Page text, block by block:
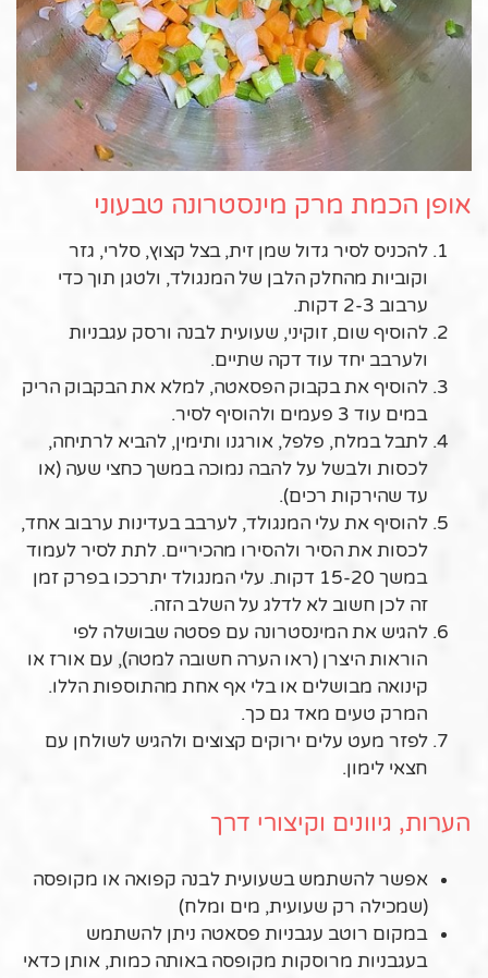
אופן הכמת מרק מינסטרונה טבעוני
להכניס לסיר גדול שמן זית, בצל קצוץ, סלרי, גזר
וקוביות מהחלק הלבן של המנגולד, ולטגן תוך כדי
ערבוב 2-3 דקות.
להוסיף שום, זוקיני, שעועית לבנה ורסק עגבניות
ולערבב יחד עוד דקה שתיים.
להוסיף את בקבוק הפסאטה, למלא את הבקבוק הריק
במים עוד 3 פעמים ולהוסיף לסיר.
לתבל במלח, פלפל, אורגנו ותימין, להביא לרתיחה,
לכסות ולבשל על להבה נמוכה במשך כחצי שעה (או
עד שהירקות רכים).
להוסיף את עלי המנגולד, לערבב בעדינות ערבוב אחד,
לכסות את הסיר ולהסירו מהכיריים. לתת לסיר לעמוד
במשך 15-20 דקות. עלי המנגולד יתרככו בפרק זמן
זה לכן חשוב לא לדלג על השלב הזה.
להגיש את המינסטרונה עם פסטה שבושלה לפי
הוראות היצרן (ראו הערה חשובה למטה), עם אורז או
קינואה מבושלים או בלי אף אחת מהתוספות הללו.
המרק טעים מאד גם כך.
לפזר מעט עלים ירוקים קצוצים ולהגיש לשולחן עם
חצאי לימון.
הערות, גיוונים וקיצורי דרך
אפשר להשתמש בשעועית לבנה קפואה או מקופסה
(שמכילה רק שעועית, מים ומלח)
במקום רוטב עגבניות פסאטה ניתן להשתמש
בעגבניות מרוסקות מקופסה באותה כמות, אותן כדאי